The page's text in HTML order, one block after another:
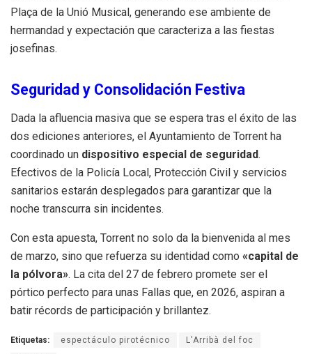
Plaça de la Unió Musical, generando ese ambiente de
hermandad y expectación que caracteriza a las fiestas
josefinas.
Seguridad y Consolidación Festiva
Dada la afluencia masiva que se espera tras el éxito de las
dos ediciones anteriores, el Ayuntamiento de Torrent ha
coordinado un dispositivo especial de seguridad.
Efectivos de la Policía Local, Protección Civil y servicios
sanitarios estarán desplegados para garantizar que la
noche transcurra sin incidentes.
Con esta apuesta, Torrent no solo da la bienvenida al mes
de marzo, sino que refuerza su identidad como «capital de
la pólvora». La cita del 27 de febrero promete ser el
pórtico perfecto para unas Fallas que, en 2026, aspiran a
batir récords de participación y brillantez.
Etiquetas: espectáculo pirotécnico L'Arribà del foc